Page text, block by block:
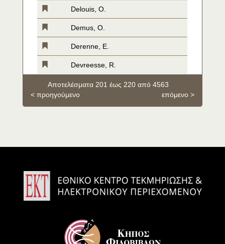
Delouis, O.
Demus, O.
Derenne, E.
Devreesse, R.
Αποτελέσματα 201 έως 220 από 4563
< προηγούμενο
επόμενο >